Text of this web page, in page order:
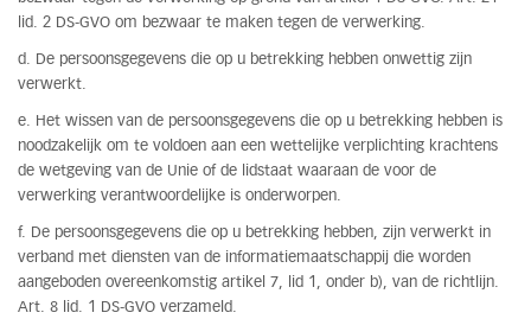
lid. 2 DS-GVO om bezwaar te maken tegen de verwerking.
d. De persoonsgegevens die op u betrekking hebben onwettig zijn
verwerkt.
e. Het wissen van de persoonsgegevens die op u betrekking hebben is
noodzakelijk om te voldoen aan een wettelijke verplichting krachtens
de wetgeving van de Unie of de lidstaat waaraan de voor de
verwerking verantwoordelijke is onderworpen.
f. De persoonsgegevens die op u betrekking hebben, zijn verwerkt in
verband met diensten van de informatiemaatschappij die worden
aangeboden overeenkomstig artikel 7, lid 1, onder b), van de richtlijn.
Art. 8 lid. 1 DS-GVO verzameld.